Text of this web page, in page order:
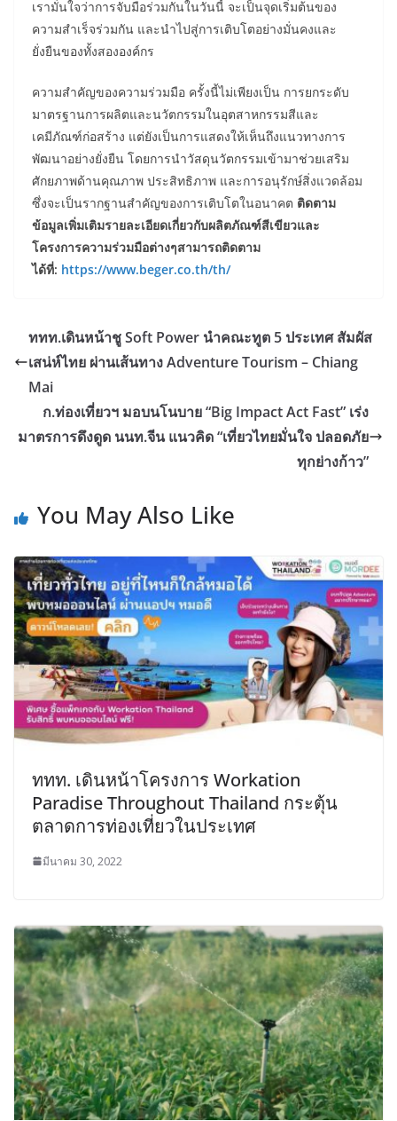
เรามั่นใจว่าการจับมือร่วมกันในวันนี้ จะเป็นจุดเริ่มต้นของ
ความสำเร็จร่วมกัน และนำไปสู่การเติบโตอย่างมั่นคงและ
ยั่งยืนของทั้งสององค์กร
ความสำคัญของความร่วมมือ ครั้งนี้ไม่เพียงเป็น การยกระดับ
มาตรฐานการผลิตและนวัตกรรมในอุตสาหกรรมสีและ
เคมีภัณฑ์ก่อสร้าง แต่ยังเป็นการแสดงให้เห็นถึงแนวทางการ
พัฒนาอย่างยั่งยืน โดยการนำวัสดุนวัตกรรมเข้ามาช่วยเสริม
ศักยภาพด้านคุณภาพ ประสิทธิภาพ และการอนุรักษ์สิ่งแวดล้อม
ซึ่งจะเป็นรากฐานสำคัญของการเติบโตในอนาคต ติดตาม
ข้อมูลเพิ่มเติมรายละเอียดเกี่ยวกับผลิตภัณฑ์สีเขียวและ
โครงการความร่วมมือต่างๆสามารถติดตาม
ได้ที่: https://www.beger.co.th/th/
ททท.เดินหน้าชู Soft Power นำคณะทูต 5 ประเทศ สัมผัส
เสน่ห์ไทย ผ่านเส้นทาง Adventure Tourism – Chiang
Mai
ก.ท่องเที่ยวฯ มอบนโนบาย “Big Impact Act Fast” เร่ง
มาตรการดึงดูด นนท.จีน แนวคิด “เที่ยวไทยมั่นใจ ปลอดภัย
ทุกย่างก้าว”
You May Also Like
ททท. เดินหน้าโครงการ Workation
Paradise Throughout Thailand กระตุ้น
ตลาดการท่องเที่ยวในประเทศ
มีนาคม 30, 2022